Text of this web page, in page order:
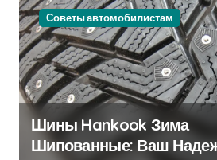
Советы автомобилистам
Шины Hankook Зима
Шипованные: Ваш